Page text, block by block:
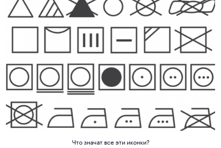
Что значат все эти иконки?